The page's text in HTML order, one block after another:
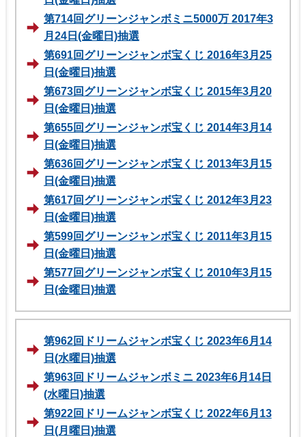
第714回グリーンジャンボミニ5000万 2017年3
月24日(金曜日)抽選
第691回グリーンジャンボ宝くじ 2016年3月25
日(金曜日)抽選
第673回グリーンジャンボ宝くじ 2015年3月20
日(金曜日)抽選
第655回グリーンジャンボ宝くじ 2014年3月14
日(金曜日)抽選
第636回グリーンジャンボ宝くじ 2013年3月15
日(金曜日)抽選
第617回グリーンジャンボ宝くじ 2012年3月23
日(金曜日)抽選
第599回グリーンジャンボ宝くじ 2011年3月15
日(金曜日)抽選
第577回グリーンジャンボ宝くじ 2010年3月15
日(金曜日)抽選
第962回ドリームジャンボ宝くじ 2023年6月14
日(水曜日)抽選
第963回ドリームジャンボミニ 2023年6月14日
(水曜日)抽選
第922回ドリームジャンボ宝くじ 2022年6月13
日(月曜日)抽選